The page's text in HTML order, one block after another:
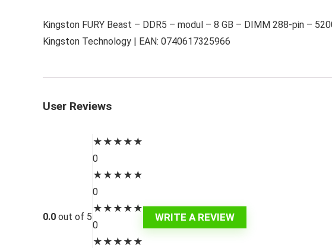
Kingston FURY Beast – DDR5 – modul – 8 GB – DIMM 288-pin –
Kingston Technology | EAN: 0740617325966
User Reviews
0.0 out of 5
★ ★ ★ ★ ★
0
★ ★ ★ ★ ★
0
★ ★ ★ ★ ★
0
★ ★ ★ ★ ★
WRITE A REVIEW